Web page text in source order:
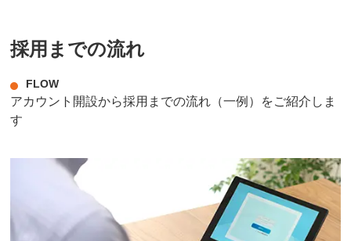
採用までの流れ
FLOW
アカウント開設から採用までの流れ（一例）をご紹介しま
す